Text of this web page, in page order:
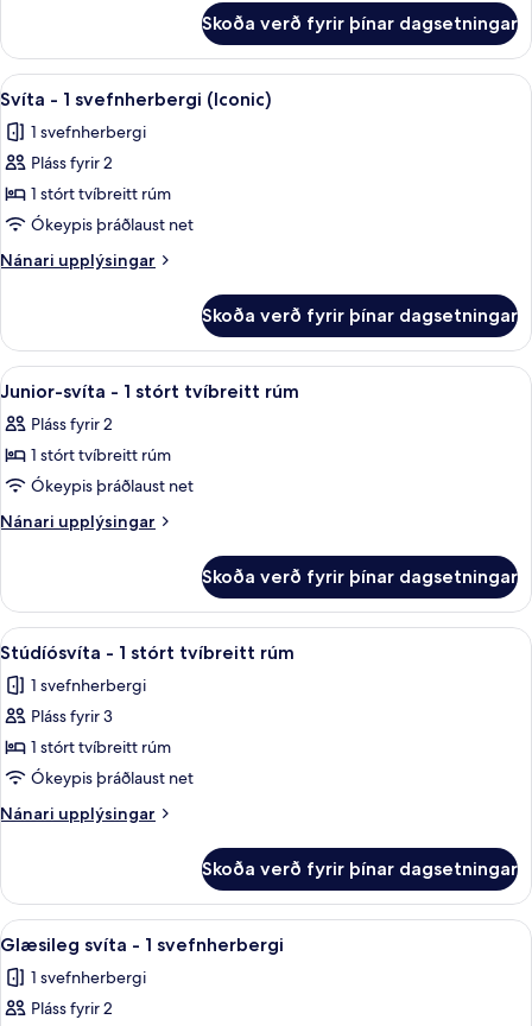
rúm
herbergi
2
rúm
Skoða verð fyrir þínar dagsetningar
Skoða
allar
myndir
fyrir
Svíta
-
1
svefnherbergi
Svíta - 1 svefnherbergi (Iconic) |
13
Svíta - 1 svefnherbergi (Iconic)
1 svefnherbergi
Pláss fyrir 2
1 stórt tvíbreitt rúm
Ókeypis þráðlaust net
Nánari upplýsingar
Nánari
-
svefnherbergi
Skoða verð fyrir þínar dagsetningar
Skoða
allar
myndir
fyrir
Junior-
svíta
stórt
tvíbreitt
rúm
Junior-svíta - 1 stórt tvíbreitt rúm |
9
Junior-svíta - 1 stórt tvíbreitt rúm
Pláss fyrir 2
1 stórt tvíbreitt rúm
Ókeypis þráðlaust net
Nánari upplýsingar
Nánari
svíta
1
tvíbreitt
rúm
Skoða verð fyrir þínar dagsetningar
Skoða
allar
myndir
fyrir
Stúdíósvíta
-
1
stórt
rúm
Stúdíósvíta - 1 stórt tvíbreitt rúm |
8
Stúdíósvíta - 1 stórt tvíbreitt rúm
1 svefnherbergi
Pláss fyrir 3
1 stórt tvíbreitt rúm
Ókeypis þráðlaust net
Nánari upplýsingar
Nánari
-
stórt
rúm
Skoða verð fyrir þínar dagsetningar
Skoða
allar
myndir
fyrir
Glæsileg svíta - 1 svefnherbergi |
10
Glæsileg svíta - 1 svefnherbergi
1 svefnherbergi
Pláss fyrir 2